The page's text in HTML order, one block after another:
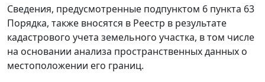
Сведения, предусмотренные подпунктом 6 пункта 63
Порядка, также вносятся в Реестр в результате
кадастрового учета земельного участка, в том числе
на основании анализа пространственных данных о
местоположении его границ.